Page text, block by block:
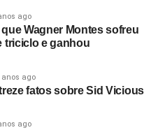
ago
Wagner Montes sofreu
triciclo e ganhou
anos ago
fatos sobre Sid Vicious
ago